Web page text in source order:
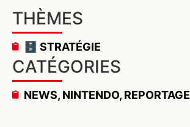
THÈMES
🗄️ STRATÉGIE
CATÉGORIES
NEWS, NINTENDO, REPORTAGE